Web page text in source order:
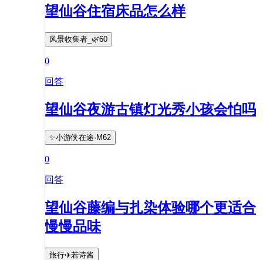
望仙谷住宿床品怎么样
风景收集者_🌿60
0
回答
望仙谷夜游古镇灯光秀小孩会怕吗
✨小游侠在途·M62
0
回答
望仙谷藤编与扎染体验哪个更适合
慢慢品味
旅行✈️若诗酱